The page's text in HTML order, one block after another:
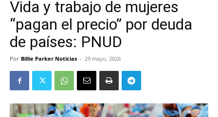
Vida y trabajo de mujeres
“pagan el precio” por deuda
de países: PNUD
Por Billie Parker Noticias - 29 mayo, 2026